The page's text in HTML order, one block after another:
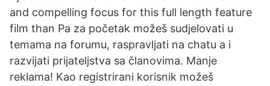
and compelling focus for this full length feature
film than Pa za početak možeš sudjelovati u
temama na forumu, raspravljati na chatu a i
razvijati prijateljstva sa članovima. Manje
reklama! Kao registrirani korisnik možeš